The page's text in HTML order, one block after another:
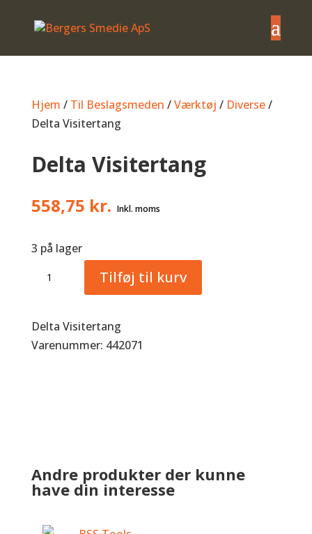
Hjem / Til Beslagsmeden /Værktøj / Diverse/
Delta Visitertang
Delta Visitertang
558,75 kr.
3 på lager
Visitertang
Tilføj til kurv
Delta Visitertang
Varenummer: 442071
Andre produkter der kunne
have din interesse